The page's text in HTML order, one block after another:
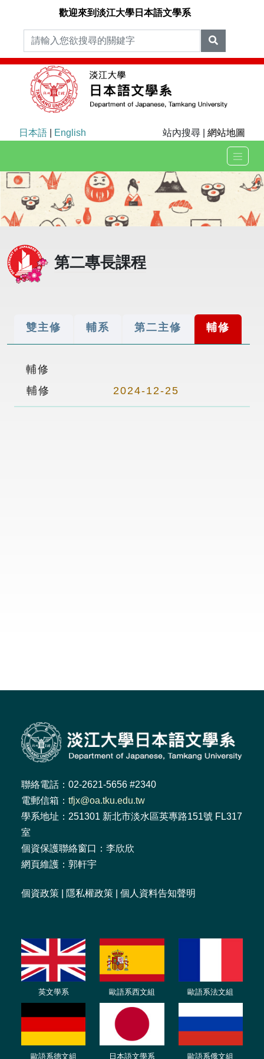
歡迎來到淡江大學日本語文學系
日本語 English 站內搜尋 | 網站地圖
第二專長課程
雙主修 輔系 第二主修 輔修
輔修
2024-12-25
輔修
聯絡電話：02-2621-5656 #2340
電郵信箱： tfjx@oa.tku.edu.tw
學系地址：251301 新北市淡水區英專路151號 FL317
室
個資保護聯絡窗口：李欣欣
網頁維護：郭軒宇
個資政策 隱私權政策 個人資料告知聲明
英文學系 歐語系西文組 歐語系法文組
歐語系德文組 日本語文學系 歐語系俄文組